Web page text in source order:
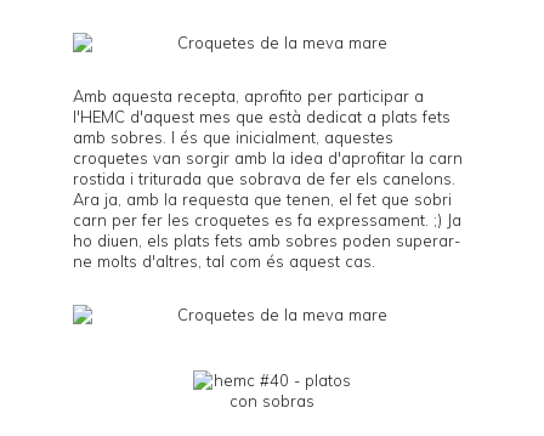
Amb aquesta recepta, aprofito per participar a
l'HEMC d'aquest mes que està dedicat a plats fets
amb sobres . I és que inicialment, aquestes
croquetes van sorgir amb la idea d'aprofitar la carn
rostida i triturada que sobrava de fer els canelons
Ara ja, amb la requesta que tenen, el fet que sobri
carn per fer les croquetes es fa expressament. ;) Ja
ho diuen, els plats fets amb sobres poden superar-
ne molts d'altres, tal com és aquest cas.